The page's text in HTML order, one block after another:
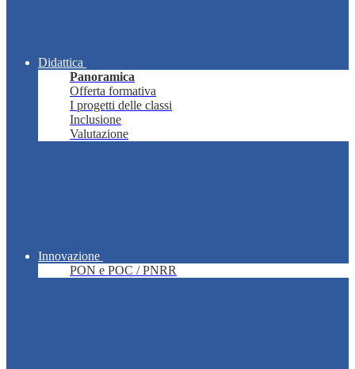
Didattica
Panoramica
Offerta formativa
I progetti delle classi
Inclusione
Valutazione
Innovazione
PON e POC / PNRR